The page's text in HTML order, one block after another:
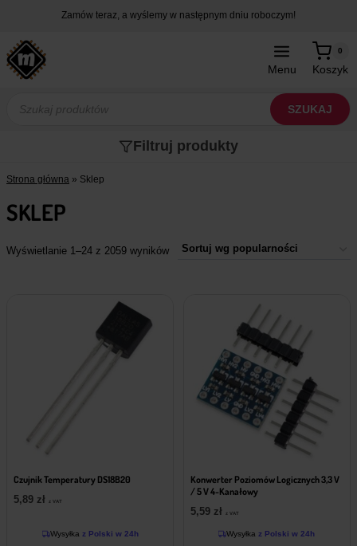
treści
Zamów teraz, a wyślemy w następnym dniu roboczym!
Menu Koszyk
0
produktów
SZUKAJ
Filtruj produkty
Strona główna » Sklep
SKLEP
Wyświetlanie 1–24 z 2059 wyników
Czujnik Temperatury DS18B20
5,89 zł z VAT
Wysyłka z Polski w 24h
Konwerter Poziomów Logicznych 3,3 V
/ 5 V 4-Kanałowy
5,59 zł z VAT
Wysyłka z Polski w 24h